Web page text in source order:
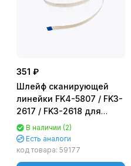
351 ₽
Шлейф сканирующей
линейки FK4-5807 / FK3-
2617 / FK3-2618 для
CANON MF3010 (CET),
DGP0611
В наличии (2)
Есть аналоги
код товара: 59177